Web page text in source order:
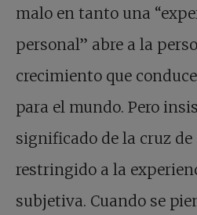
malo en tanto una
personal” abre a la
crecimiento que
para el mundo. Pero
significado de la cruz de
restringido a la
subjetiva. Cuando se